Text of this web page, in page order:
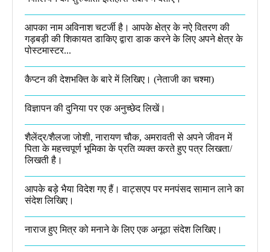
आपका नाम अविनाश चटर्जी है। आपके क्षेत्र के नऐ वितरण की
गड़बड़ी की शिकायत डाकिए द्वारा डाक करने के लिए अपने क्षेत्र के
पोस्टमास्टर...
कैप्टन की देशभक्ति के बारे में लिखिए।​ (नेताजी का चश्मा)
विज्ञापन की दुनिया पर एक अनुच्छेद लिखें।
शैलेंद्र/शैलजा जोशी, नारायण चौक, अमरावती से अपने जीवन में
पिता के महत्त्वपूर्ण भूमिका के प्रति व्यक्त करते हुए पत्र लिखता/
लिखती है।​
आपके बड़े भैया विदेश गए हैं। वाट्सएप पर मनपंसद सामान लाने का
संदेश लिखिए।
नाराज हुए मित्र को मनाने के लिए एक अनूठा संदेश लिखिए।